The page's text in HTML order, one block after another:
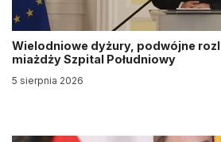
Wielodniowe dyżury, podwójne
miażdży Szpital Południowy
5 sierpnia 2026